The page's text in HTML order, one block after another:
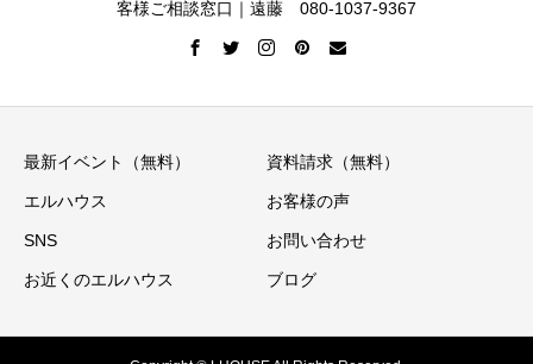
客様ご相談窓口｜遠藤 080-1037-9367
最新イベント（無料） 資料請求（無料）
エルハウス お客様の声
SNS お問い合わせ
お近くのエルハウス ブログ